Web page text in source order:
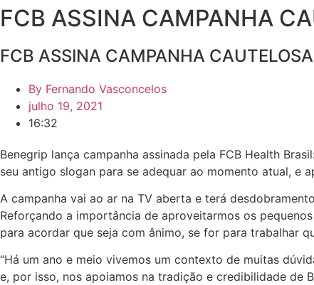
FCB ASSINA CAMPANHA
FCB ASSINA CAMPANHA
By Fernando Vasconcelos
julho 19, 2021
16:32
Benegrip lança campanha assinada pela FCB Health
seu antigo slogan para se adequar ao momento atual, e
A campanha vai ao ar na TV aberta e terá
Reforçando a importância de aproveitarmos os
para acordar que seja com ânimo, se for para trabalhar
“Há um ano e meio vivemos um contexto de muitas
e, por isso, nos apoiamos na tradição e credibilidade de